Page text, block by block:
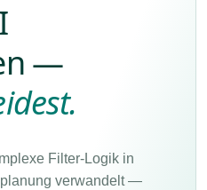
—
Filter-Logik in
verwandelt —